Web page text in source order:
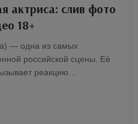
актриса: слив фото
18+
— одна из самых
российской сцены. Её
реакцию…